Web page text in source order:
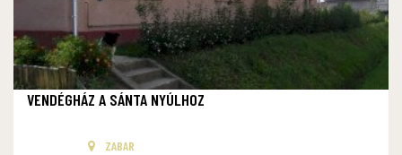
VENDÉGHÁZ A SÁNTA NYÚLHOZ
ZABAR